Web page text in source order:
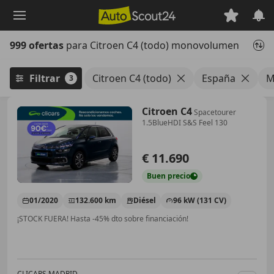
principal
999 ofertas para Citroen C4 (todo) monovolumen
Filtrar 3 Citroen C4 (todo) España
Citroen C4Spacetourer
1.5BlueHDI S&S Feel 130
€ 11.690
Buen precio
01/2020 132.600 km Diésel
96 kW (131 CV)
¡STOCK FUERA! Hasta -45% dto sobre financiación!